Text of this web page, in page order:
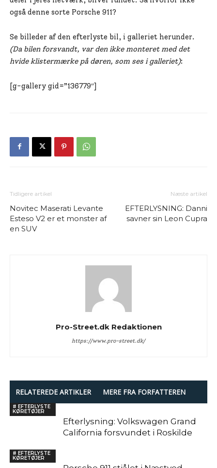
også denne sorte Porsche 911?
Se billeder af den efterlyste bil, i galleriet herunder.
(Da bilen forsvandt, var den ikke monteret med det
hvide klistermærke på døren, som ses i galleriet):
[g-gallery gid=”136779″]
Tidligere artikel
Novitec Maserati Levante
Esteso V2 er et monster af
en SUV
Næste artikel
EFTERLYSNING: Danni
savner sin Leon Cupra
Pro-Street.dk Redaktionen
https://www.pro-street.dk/
RELATEREDE ARTIKLER MERE FRA FORFATTEREN
# EFTERLYSTE
KØRETØJER
Efterlysning: Volkswagen Grand
California forsvundet i Roskilde
# EFTERLYSTE
KØRETØJER